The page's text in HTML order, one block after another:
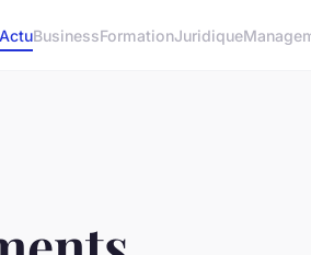
ActuBusinessFormationJuridique